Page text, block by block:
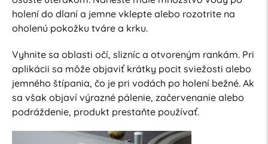
holení do dlaní a jemne vklepte alebo rozotrite na
oholenú pokožku tváre a krku.
Vyhnite sa oblasti očí, slizníc a otvoreným rankám. Pri
aplikácii sa môže objaviť krátky pocit sviežosti alebo
jemného štípania, čo je pri vodách po holení bežné. Ak
sa však objaví výrazné pálenie, začervenanie alebo
podráždenie, produkt prestaňte používať.